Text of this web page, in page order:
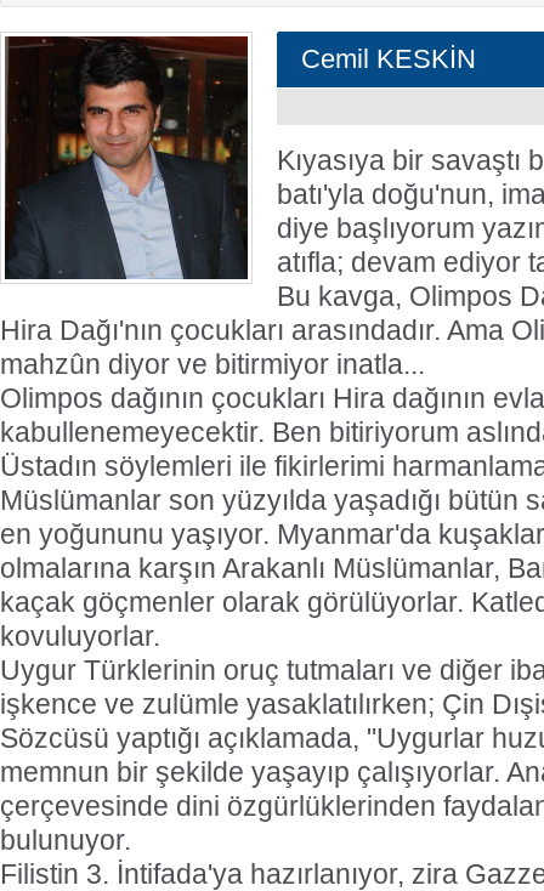
Cemil KESKİN
Kıyasıya bir savaştı
batı'yla doğu'nun,
diye başlıyorum
atıfla; devam ediyor
Bu kavga, Olimpos
Hira Dağı'nın çocukları arasındadır. Ama
mahzûn diyor ve bitirmiyor inatla...
Olimpos dağının çocukları Hira dağının
kabullenemeyecektir. Ben bitiriyorum
Üstadın söylemleri ile fikirlerimi
Müslümanlar son yüzyılda yaşadığı bütün
en yoğununu yaşıyor. Myanmar'da
olmalarına karşın Arakanlı Müslümanlar,
kaçak göçmenler olarak görülüyorlar.
kovuluyorlar.
Uygur Türklerinin oruç tutmaları ve diğer
işkence ve zulümle yasaklatılırken; Çin
Sözcüsü yaptığı açıklamada, "Uygurlar
memnun bir şekilde yaşayıp çalışıyorlar.
çerçevesinde dini özgürlüklerinden
bulunuyor.
Filistin 3. İntifada'ya hazırlanıyor, zira